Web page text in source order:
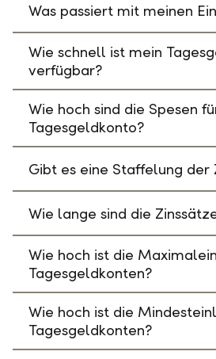
Was passiert mit meinen
Wie schnell ist mein
verfügbar?
Wie hoch sind die Spesen
Tagesgeldkonto?
Gibt es eine Staffelung der
Wie lange sind die
Wie hoch ist die
Tagesgeldkonten?
Wie hoch ist die
Tagesgeldkonten?